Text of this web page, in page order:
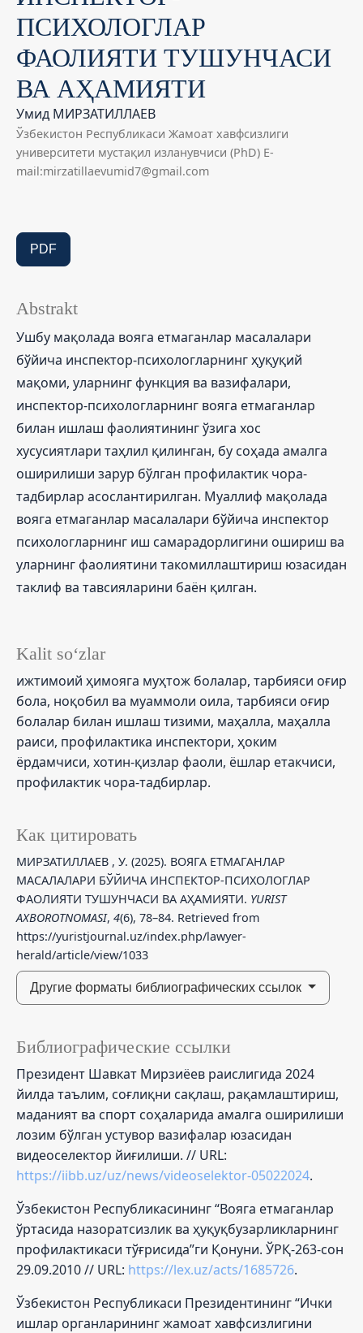
ПСИХОЛОГЛАР
ФАОЛИЯТИ ТУШУНЧАСИ
ВА АҲАМИЯТИ
Умид МИРЗАТИЛЛАЕВ
Ўзбекистон Республикаси Жамоат хавфсизлиги
университети мустақил изланувчиси (PhD) E-
mail:mirzatillaevumid7@gmail.com
PDF
Kalit so‘zlar
ижтимоий ҳимояга муҳтож болалар, тарбияси оғир
бола, ноқобил ва муаммоли оила, тарбияси оғир
болалар билан ишлаш тизими, маҳалла, маҳалла
раиси, профилактика инспектори, ҳоким
ёрдамчиси, хотин-қизлар фаоли, ёшлар етакчиси,
профилактик чора-тадбирлар.
Как цитировать
МИРЗАТИЛЛАЕВ , У. (2025). ВОЯГА ЕТМАГАНЛАР
МАСАЛАЛАРИ БЎЙИЧА ИНСПЕКТОР-ПСИХОЛОГЛАР
ФАОЛИЯТИ ТУШУНЧАСИ ВА АҲАМИЯТИ. YURIST
AXBOROTNOMASI, 4(6), 78–84. Retrieved from
https://yuristjournal.uz/index.php/lawyer-
herald/article/view/1033
Другие форматы библиографических ссылок
Abstrakt
Ушбу мақолада вояга етмаганлар масалалари
бўйича инспектор-психологларнинг ҳуқуқий
мақоми, уларнинг функция ва вазифалари,
инспектор-психологларнинг вояга етмаганлар
билан ишлаш фаолиятининг ўзига хос
хусусиятлари таҳлил қилинган, бу соҳада амалга
оширилиши зарур бўлган профилактик чора-
тадбирлар асослантирилган. Муаллиф мақолада
вояга етмаганлар масалалари бўйича инспектор
психологларнинг иш самарадорлигини ошириш ва
уларнинг фаолиятини такомиллаштириш юзасидан
таклиф ва тавсияларини баён қилган.
Библиографические ссылки
Президент Шавкат Мирзиёев раислигида 2024
йилда таълим, соғлиқни сақлаш, рақамлаштириш,
маданият ва спорт соҳаларида амалга оширилиши
лозим бўлган устувор вазифалар юзасидан
видеоселектор йиғилиши. // URL:
https://iibb.uz/uz/news/videoselektor-05022024.
Ўзбекистон Республикасининг “Вояга етмаганлар
ўртасида назоратсизлик ва ҳуқуқбузарликларнинг
профилактикаси тўғрисида”ги Қонуни. ЎРҚ-263-сон
29.09.2010 // URL: https://lex.uz/acts/1685726.
Ўзбекистон Республикаси Президентининг “Ички
ишлар органларининг жамоат хавфсизлигини